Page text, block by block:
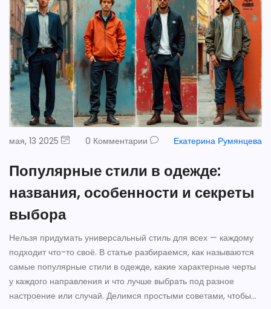
мая, 13 2025 0 Комментарии Екатерина Румянцева
Популярные стили в одежде:
названия, особенности и секреты
выбора
Нельзя придумать универсальный стиль для всех — каждому
подходит что-то своё. В статье разбираемся, как называются
самые популярные стили в одежде, какие характерные черты
у каждого направления и что лучше выбрать под разное
настроение или случай. Делимся простыми советами, чтобы